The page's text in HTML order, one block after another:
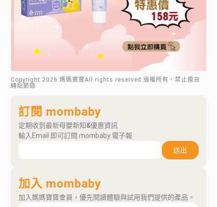
Copyright 2026 .媽媽寶寶All rights reserved.版權所有，禁止擅自
轉貼節錄
訂閱 mombaby
定期收到最新母嬰新知&優惠資訊
輸入Email 即可訂閱 mombaby 電子報
送出
加入 mombaby
加入媽媽寶寶會員，優先閱讀體驗與試用我們提供的產品。